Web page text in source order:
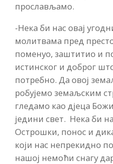
прослављамо.
-Нека би нас овај
молитвама пред
поменуо, заштитио и
истинског и доброг
потребно. Да овој
робујемо земаљским
гледамо као дјеца
једини свет. Нека би
Острошки, понос и
који нас непрекидно
нашој немоћи снагу